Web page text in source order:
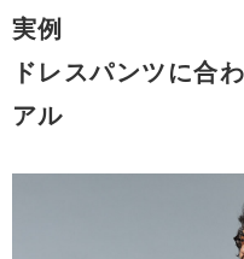
実例
ドレスパンツに合
アル